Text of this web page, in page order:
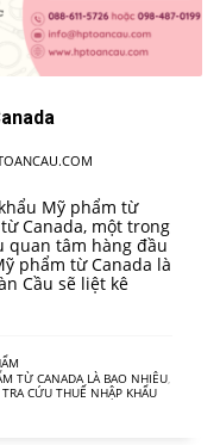
Mỹ phẩm từ
Canada, một trong
quan tâm hàng đầu
phẩm từ Canada là
Cầu sẽ liệt kê
TỪ CANADA LÀ BAO NHIÊU,
TRA CỨU THUẾ NHẬP KHẨU